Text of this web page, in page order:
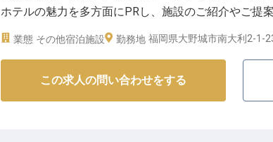
ホテルの魅力を多方面にPRし、施設のご紹介やご提
度実績2.6カ月分）、営業経験をお持ちの方には業務
み、月2万～4万円の単身寮や退職金など、充実の福
業態 その他宿泊施設 勤務地 福岡県大野城市南大利2-1-
この求人の問い合わせをする